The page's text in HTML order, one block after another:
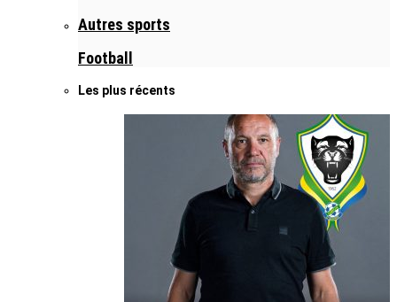
Autres sports
Football
Les plus récents